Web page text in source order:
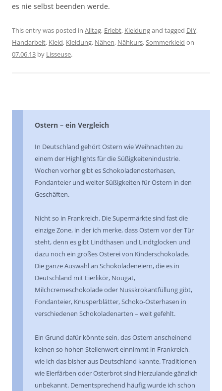
es nie selbst beenden werde.
This entry was posted in Alltag, Erlebt, Kleidungand tagged DIY,
Handarbeit, Kleid, Kleidung, Nähen, Nähkurs,Sommerkleid on
07.06.13 by Lisseuse.
Ostern – ein Vergleich
In Deutschland gehört Ostern wie Weihnachten zu
einem der Highlights für die Süßigkeitenindustrie.
Wochen vorher gibt es Schokoladenosterhasen,
Fondanteier und weiter Süßigkeiten für Ostern in den
Geschäften.
Nicht so in Frankreich. Die Supermärkte sind fast die
einzige Zone, in der ich merke, dass Ostern vor der Tür
steht, denn es gibt Lindthasen und Lindtglocken und
dazu noch ein großes Osterei von Kinderschokolade.
Die ganze Auswahl an Schokoladeneiern, die es in
Deutschland mit Eierlikör, Nougat,
Milchcremeschokolade oder Nusskrokantfüllung gibt,
Fondanteier, Knusperblätter, Schoko-Osterhasen in
verschiedenen Schokoladenarten – weit gefehlt.
Ein Grund dafür könnte sein, das Ostern anscheinend
keinen so hohen Stellenwert einnimmt in Frankreich,
wie ich das bisher aus Deutschland kannte. Traditionen
wie Eierfärben oder Osterbrot sind hierzulande gänzlich
unbekannt. Dementsprechend häufig wurde ich schon